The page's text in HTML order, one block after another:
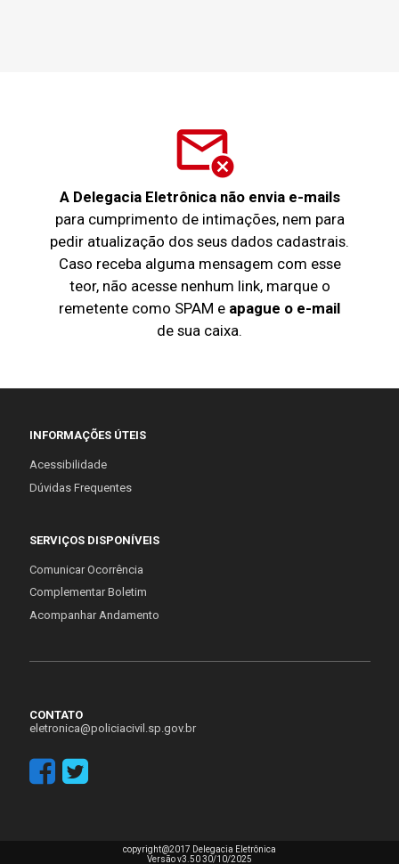
mail_outline
cancel
A Delegacia Eletrônica não envia e-mails
para cumprimento de intimações, nem para
pedir atualização dos seus dados cadastrais.
Caso receba alguma mensagem com esse
teor, não acesse nenhum link, marque o
remetente como SPAM e apague o e-mail
de sua caixa.
INFORMAÇÕES ÚTEIS
Acessibilidade
Dúvidas Frequentes
SERVIÇOS DISPONÍVEIS
Comunicar Ocorrência
Complementar Boletim
Acompanhar Andamento
CONTATO
eletronica@policiacivil.sp.gov.br
copyright@2017 Delegacia Eletrônica
Versão v3.50 30/10/2025